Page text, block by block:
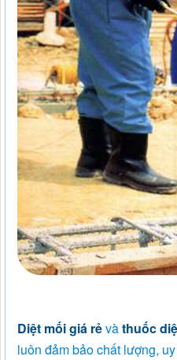
Diệt mối giá rẻvàthuốc
luôn đảm bảo chất lượng,